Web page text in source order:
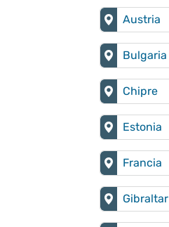
Austria
Bulgaria
Chipre
Estonia
Francia
Gibraltar